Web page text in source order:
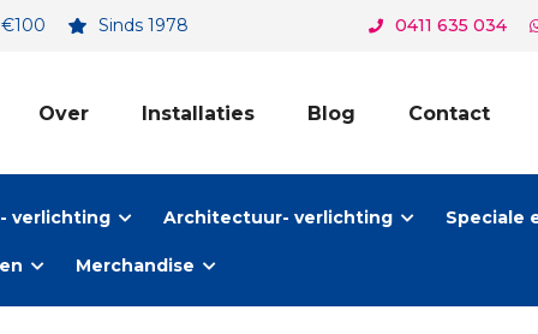
Sinds 1978 0411 635 034
Over Installaties Blog Contact
verlichting Architectuur- verlichting Speciale
Merchandise